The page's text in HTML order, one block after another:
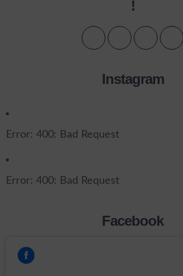
!
Instagram
Error: 400: Bad Request
Error: 400: Bad Request
Facebook